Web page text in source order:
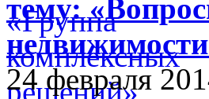
тему:
24 февраля